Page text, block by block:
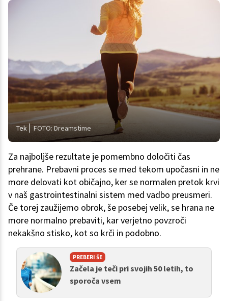
Tek FOTO: Dreamstime
Za najboljše rezultate je pomembno določiti čas
prehrane. Prebavni proces se med tekom upočasni in ne
more delovati kot običajno, ker se normalen pretok krvi
v naš gastrointestinalni sistem med vadbo preusmeri.
Če torej zaužijemo obrok, še posebej velik, se hrana ne
more normalno prebaviti, kar verjetno povzroči
nekakšno stisko, kot so krči in podobno.
PREBERI ŠE
Začela je teči pri svojih 50 letih, to
sporoča vsem